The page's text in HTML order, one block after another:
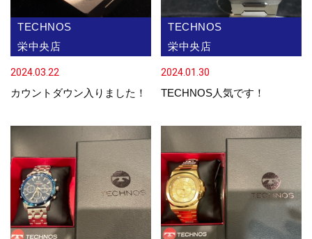
TECHNOS
栄中央店
2024.03.22
カウントダウン入りました！
TECHNOS
栄中央店
2024.01.30
TECHNOS人気です！